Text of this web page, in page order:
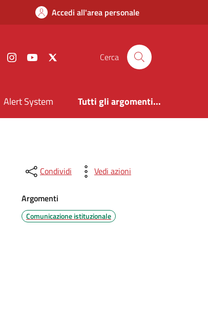
Accedi all'area personale
FacebookInstagramYouTube Cerca
Alert System Tutti gli argomenti...
Condividi Vedi azioni
Argomenti
Comunicazione istituzionale